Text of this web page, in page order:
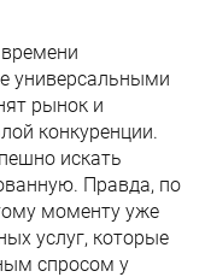
универсальными
рынок и
конкуренции.
искать
Правда, по
моменту уже
услуг, которые
спросом у